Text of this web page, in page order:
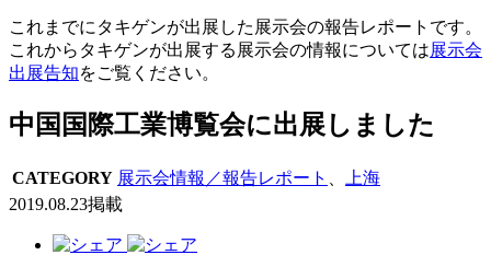
これまでにタキゲンが出展した展示会の報告レポートです。
これからタキゲンが出展する展示会の情報については展示会
出展告知をご覧ください。
中国国際工業博覧会に出展しました
CATEGORY 展示会情報／報告レポート
上海
2019.08.23掲載